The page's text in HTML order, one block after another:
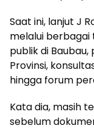
Saat ini, lanjut J
melalui
publik di
Provinsi,
hingga forum
Kata dia, masih
sebelum